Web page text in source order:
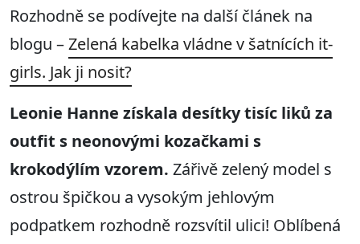
Rozhodně se podívejte na další článek na
blogu –Zelená kabelka vládne v šatnících it-
girls. Jak ji nosit?
Leonie Hanne získala desítky tisíc liků za
outfit s neonovými kozačkami s
krokodýlím vzorem. Zářivě zelený model s
ostrou špičkou a vysokým jehlovým
podpatkem rozhodně rozsvítil ulici! Oblíbená